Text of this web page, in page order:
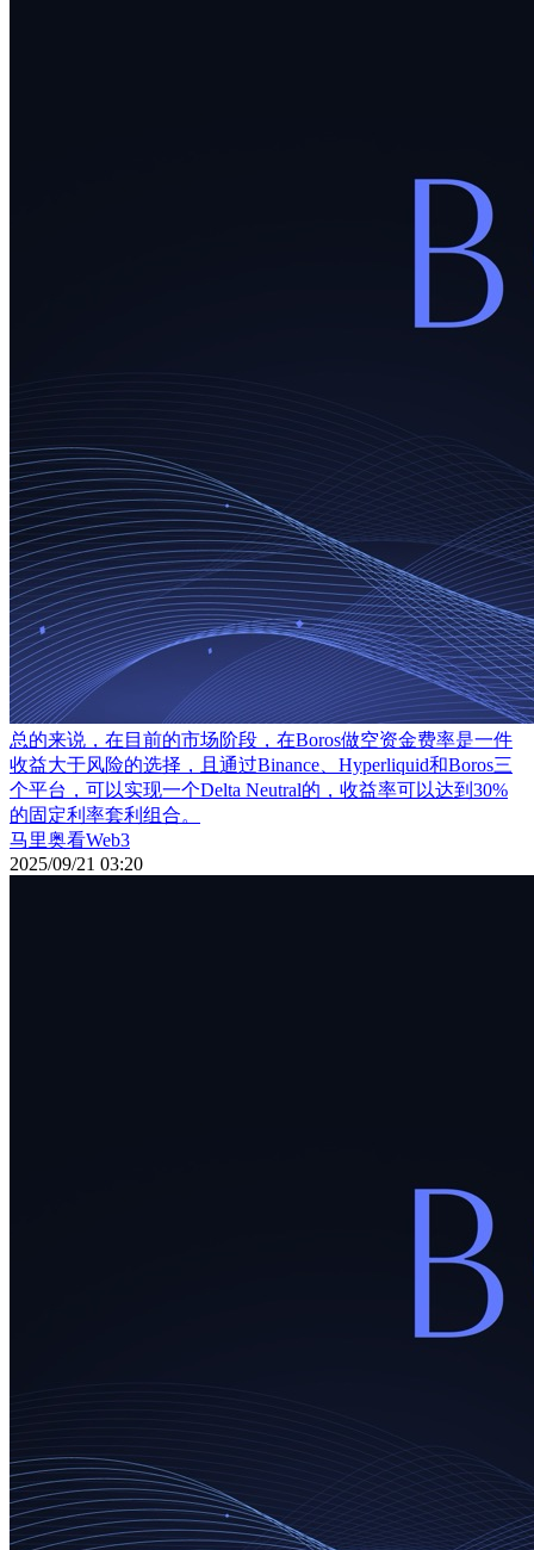
总的来说，在目前的市场阶段，在Boros做空资金费率是一件
收益大于风险的选择，且通过Binance、Hyperliquid和Boros三
个平台，可以实现一个Delta Neutral的，收益率可以达到30%
的固定利率套利组合。
马里奥看Web3
2025/09/21 03:20